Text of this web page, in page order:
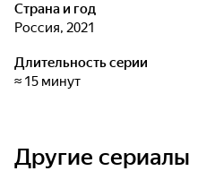
Страна и год
Россия, 2021
Длительность серии
≈ 15 минут
Другие сериалы